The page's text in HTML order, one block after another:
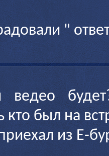
"
ведео
кто был на
из Е-